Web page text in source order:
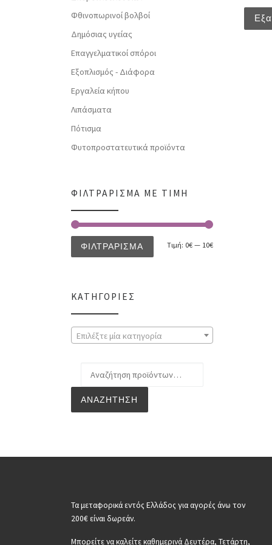
Φθινοπωρινοί βολβοί
Δημόσιας υγείας
Επαγγελματικοί σπόροι
Εξοπλισμός - Διάφορα
Εργαλεία κήπου
Λιπάσματα
Πότισμα
Φυτοπροστατευτικά προϊόντα
ΦΙΛΤΡΆΡΙΣΜΑ ΜΕ ΤΙΜΉ
ΦΙΛΤΡΆΡΙΣΜΑ Τιμή: 0€ — 10€
ΚΑΤΗΓΟΡΊΕΣ
Επιλέξτε μία κατηγορία
ΑΝΑΖΉΤΗΣΗ
Τα μεταφορικά εντός Ελλάδος για αγορές άνω τον
200€ είναι δωρεάν.
Μπορείτε να καλείτε καθημερινά Δευτέρα, Τετάρτη,